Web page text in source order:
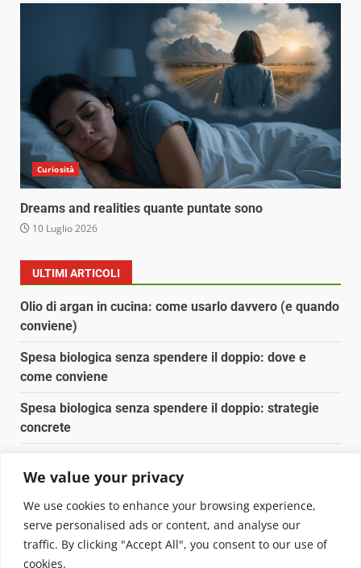
We value your privacy
We use cookies to enhance your browsing experience,
serve personalised ads or content, and analyse our
traffic. By clicking "Accept All", you consent to our use of
cookies.
Curiosità
Dreams and realities quante puntate sono
10 Luglio 2026
ULTIMI ARTICOLI
Olio di argan in cucina: come usarlo davvero (e quando
conviene)
Spesa biologica senza spendere il doppio: dove e
come conviene
Spesa biologica senza spendere il doppio: strategie
concrete
Pulizia naturale della casa: 3 ingredienti che
sostituiscono 10 prodotti chimici
Copyright © 2025 Biopianeta.it proprietà di Jws Media